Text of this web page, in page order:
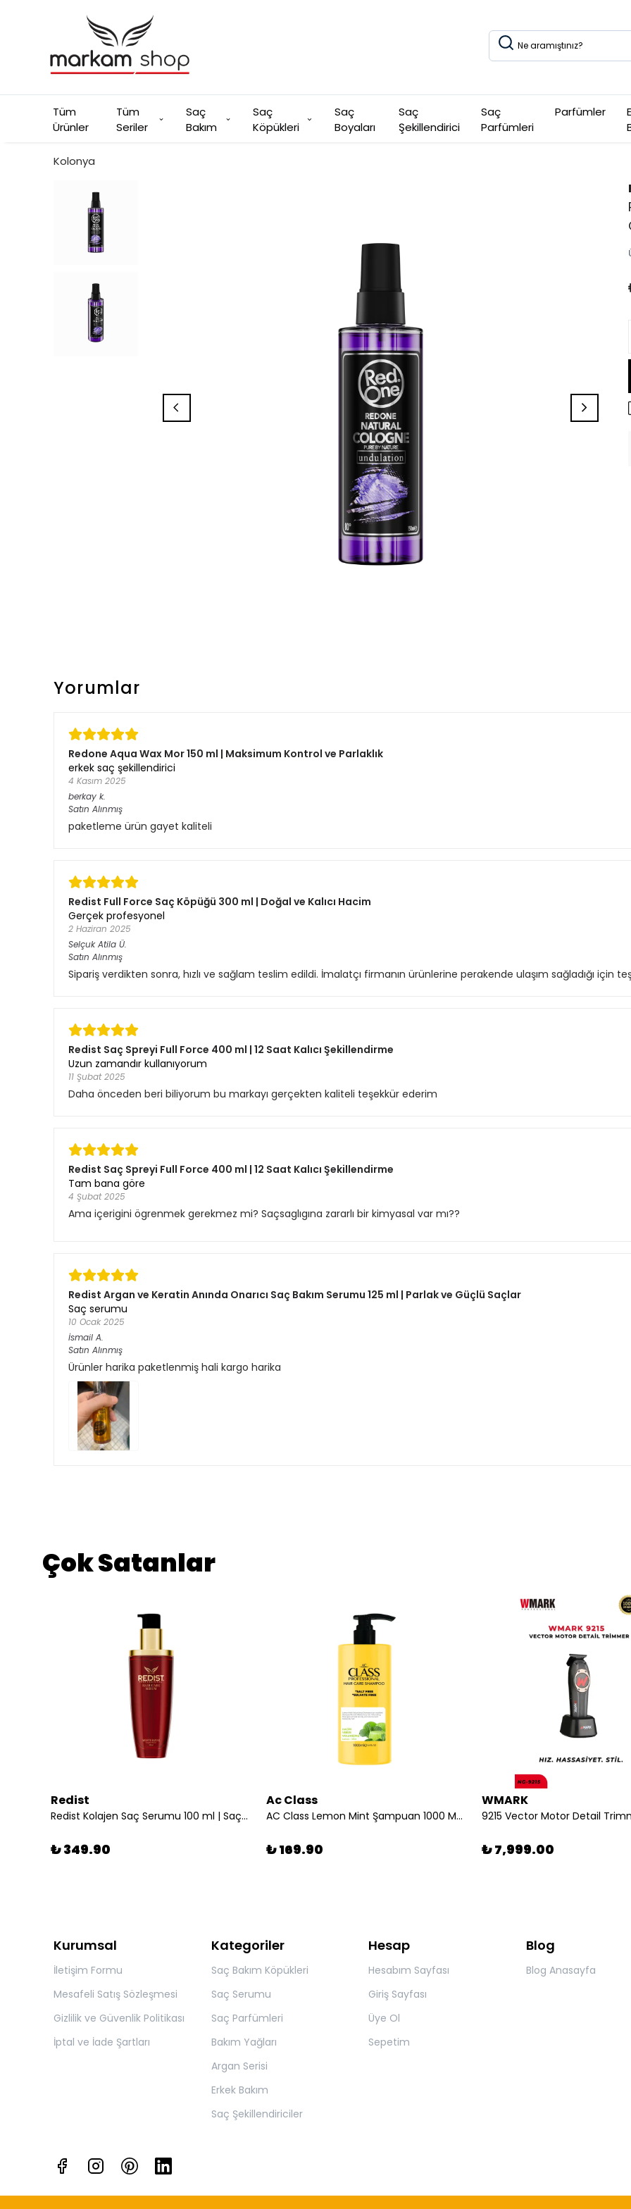
Tüm
Ürünler
Tüm
Seriler
Saç
Bakım
Saç
Köpükleri
Saç
Boyaları
Saç
Şekillendirici
Saç
Parfümleri
Parfümler
Kolonya
Yorumlar
Redone Aqua Wax Mor 150 ml | Maksimum Kontrol ve Parlaklık
erkek saç şekillendirici
4 Kasım 2025
berkay k.
Satın Alınmış
paketleme ürün gayet kaliteli
Redist Full Force Saç Köpüğü 300 ml | Doğal ve Kalıcı Hacim
Gerçek profesyonel
2 Haziran 2025
Selçuk Atila Ü.
Satın Alınmış
Sipariş verdikten sonra, hızlı ve sağlam teslim edildi. İmalatçı firmanın ürünlerine perakende ulaşım sağladığı için
Redist Saç Spreyi Full Force 400 ml | 12 Saat Kalıcı Şekillendirme
Uzun zamandır kullanıyorum
11 Şubat 2025
Daha önceden beri biliyorum bu markayı gerçekten kaliteli teşekkür ederim
Redist Saç Spreyi Full Force 400 ml | 12 Saat Kalıcı Şekillendirme
Tam bana göre
4 Şubat 2025
Ama içerigini ögrenmek gerekmez mi? Saçsaglıgına zararlı bir kimyasal var mı??
Redist Argan ve Keratin Anında Onarıcı Saç Bakım Serumu 125 ml | Parlak ve Güçlü Saçlar
Saç serumu
10 Ocak 2025
İsmail A.
Satın Alınmış
Ürünler harika paketlenmiş hali kargo harika
Çok Satanlar
Redist
Redist Kolajen Saç Serumu 100 ml | Saçınıza Güç, Parlaklık ve Canlılık Katın
₺ 349.90
Ac Class
AC Class Lemon Mint Şampuan 1000 ML | Yağ Dengeleyici ve Ferahlatıcı Bakım
₺ 169.90
WMARK
₺ 7,999.00
Kurumsal
İletişim Formu
Mesafeli Satış Sözleşmesi
Gizlilik ve Güvenlik Politikası
İptal ve İade Şartları
Kategoriler
Saç Bakım Köpükleri
Saç Serumu
Saç Parfümleri
Bakım Yağları
Argan Serisi
Erkek Bakım
Saç Şekillendiriciler
Hesap
Hesabım Sayfası
Giriş Sayfası
Üye Ol
Sepetim
Blog
Blog Anasayfa